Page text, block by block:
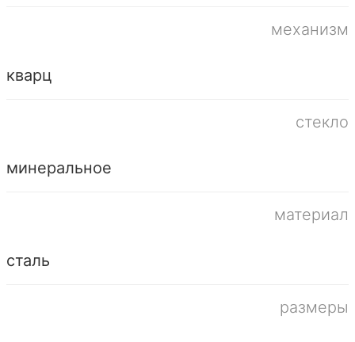
механизм
кварц
стекло
минеральное
материал
сталь
размеры